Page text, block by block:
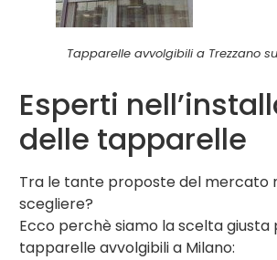
Tapparelle avvolgibili a Trezzano
Esperti
delle tapparelle
Tra le tante proposte del mercato
scegliere?
Ecco perchè siamo la scelta giusta
tapparelle avvolgibili a Milano: